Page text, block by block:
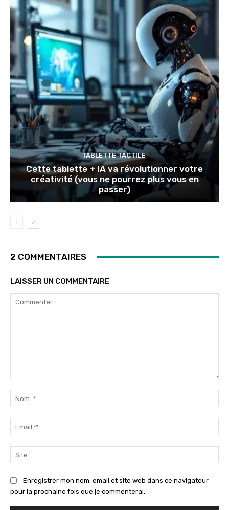
TABLETTE TACTILE
Cette tablette + IA va révolutionner votre
créativité (vous ne pourrez plus vous en
passer)
2 COMMENTAIRES
LAISSER UN COMMENTAIRE
:*
:*
:
Enregistrer mon nom, email et site web dans ce navigateur
pour la prochaine fois que je commenterai.